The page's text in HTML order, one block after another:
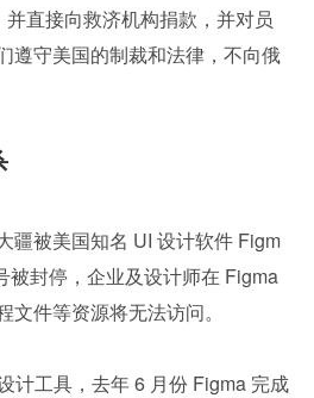
并直接向救济机构捐款，并对员
遵守美国的制裁和法律，不向俄
疆被美国知名 UI 设计软件 Figm
被封停，企业及设计师在 Figma
件等资源将无法访问。
计工具，去年 6 月份 Figma 完成